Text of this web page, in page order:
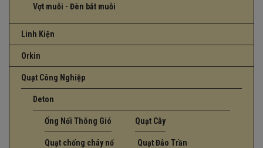
Vợt muỗi - Đèn bắt muỗi
Linh Kiện
Orkin
Quạt Công Nghiệp
Deton
Ống Nối Thông Gió Quạt Cây
Quạt chống cháy nổ Quạt Đảo Trần